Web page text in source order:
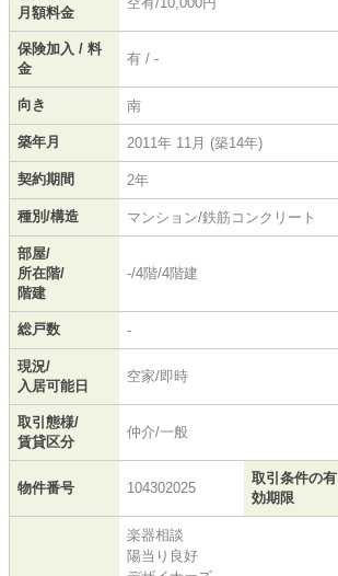
月額料金
保険加入 / 料
金
有 / -
向き 南
築年月 2011年 11月 (築14年)
契約期間 2年
種別/構造 マンション/鉄筋コンクリート
部屋/
所在階/
階建
-/4階/4階建
総戸数 -
現況/
入居可能日
空家/即時
取引態様/
賃貸区分
仲介/一般
物件番号 104302025
取引条件の有
効期限
楽器相談
陽当り良好